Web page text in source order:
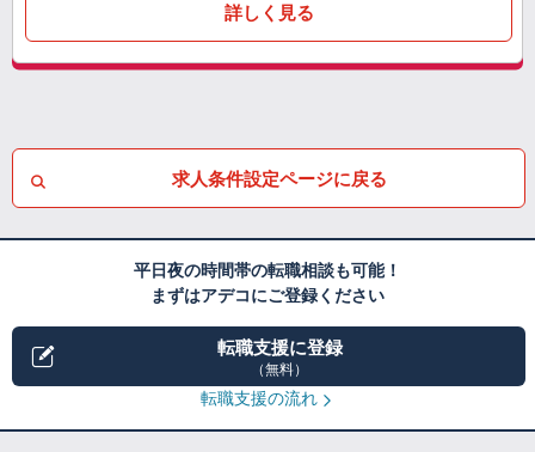
詳しく見る
求人条件設定ページに戻る
平日夜の時間帯の転職相談も可能！
まずはアデコにご登録ください
転職支援に登録
（無料）
転職支援の流れ